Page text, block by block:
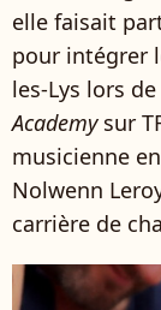
elle faisait
pour intégrer
les-Lys lors
Academysur
musicienne
Nolwenn
carrière de